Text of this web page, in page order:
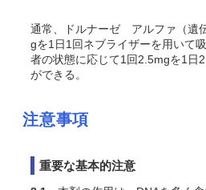
通常、ドルナーゼ アルファ（遺
gを1日1回ネブライザーを用いて
者の状態に応じて1回2.5mgを1日
ができる。
注意事項
重要な基本的注意